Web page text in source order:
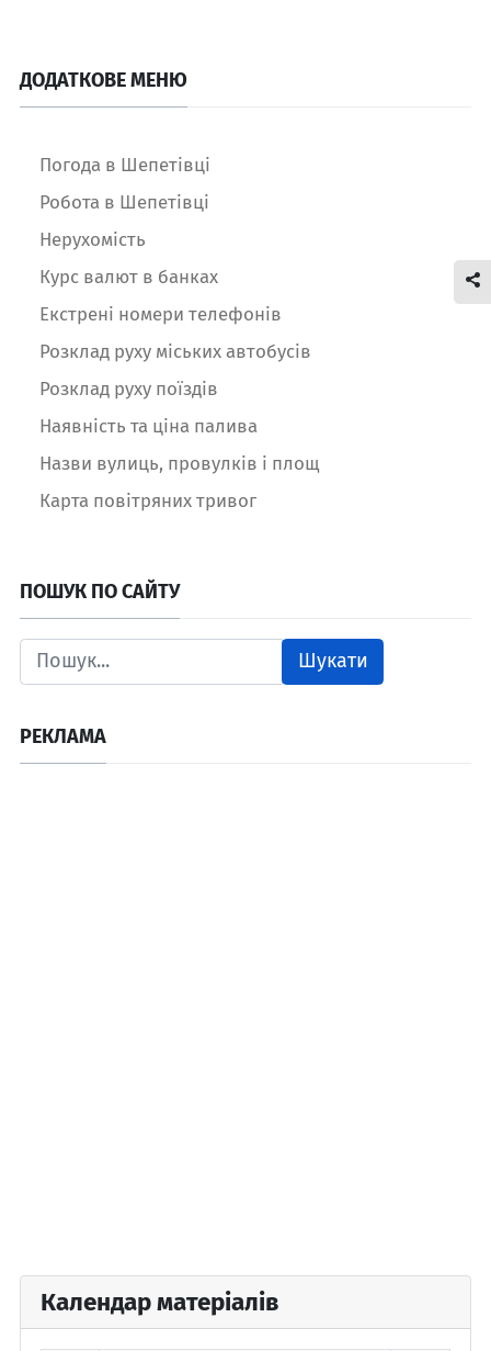
ДОДАТКОВЕ МЕНЮ
Погода в Шепетівці
Робота в Шепетівці
Нерухомість
Курс валют в банках
Екстрені номери телефонів
Розклад руху міських автобусів
Розклад руху поїздів
Наявність та ціна палива
Назви вулиць, провулків і площ
Карта повітряних тривог
ПОШУК ПО САЙТУ
Шукати
РЕКЛАМА
Календар матеріалів